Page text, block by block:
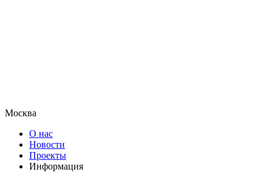
Москва
О нас
Новости
Проекты
Информация